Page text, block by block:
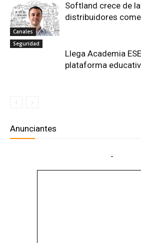
Canales
Softland crece de
distribuidores
Seguridad
Llega Academia
plataforma
Anunciantes